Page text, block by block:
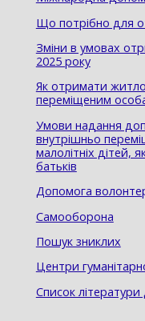
Що потрібно для
Зміни в умовах
2025 року
Як отримати
переміщеним
Умови надання
внутрішньо
малолітніх дітей,
батьків
Допомога
Самооборона
Пошук зниклих
Центри
Список